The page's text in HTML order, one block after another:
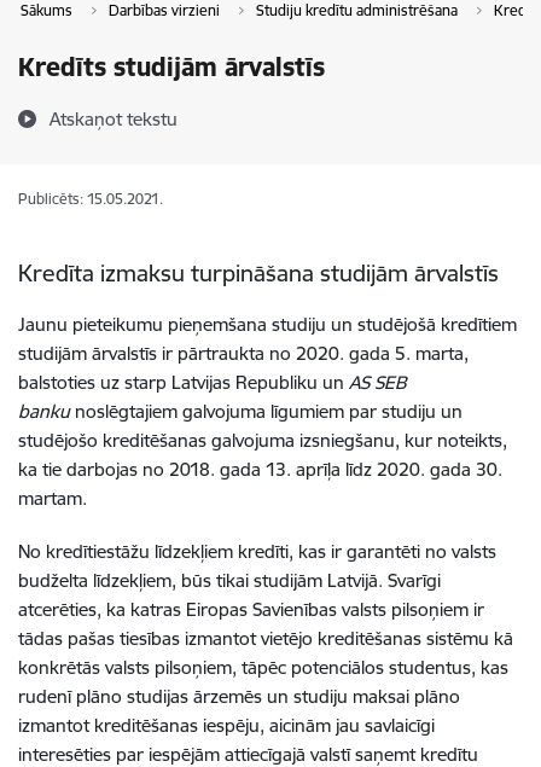
Sākums Darbības virzieni Studiju kredītu administrēšana
Kredīts studijām ārvalstīs
Atskaņot tekstu
Publicēts: 15.05.2021.
Kredīta izmaksu turpināšana studijām ārvalstīs
Jaunu pieteikumu pieņemšana studiju un studējošā kredītiem
studijām ārvalstīs ir pārtraukta no 2020. gada 5. marta,
balstoties uz starp Latvijas Republiku un AS SEB
bankunoslēgtajiem galvojuma līgumiem par studiju un
studējošo kreditēšanas galvojuma izsniegšanu, kur noteikts,
ka tie darbojas no 2018. gada 13. aprīļa līdz 2020. gada 30.
martam.
No kredītiestāžu līdzekļiem kredīti, kas ir garantēti no valsts
budželta līdzekļiem, būs tikai studijām Latvijā. Svarīgi
atcerēties, ka katras Eiropas Savienības valsts pilsoņiem ir
tādas pašas tiesības izmantot vietējo kreditēšanas sistēmu kā
konkrētās valsts pilsoņiem, tāpēc potenciālos studentus, kas
rudenī plāno studijas ārzemēs un studiju maksai plāno
izmantot kreditēšanas iespēju, aicinām jau savlaicīgi
interesēties par iespējām attiecīgajā valstī saņemt kredītu